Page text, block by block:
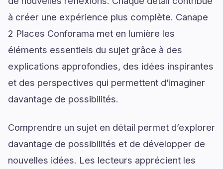
à créer une expérience plus complète. Canape
2 Places Conforama met en lumière les
éléments essentiels du sujet grâce à des
explications approfondies, des idées inspirantes
et des perspectives qui permettent d’imaginer
davantage de possibilités.
Comprendre un sujet en détail permet d’explorer
davantage de possibilités et de développer de
nouvelles idées. Les lecteurs apprécient les